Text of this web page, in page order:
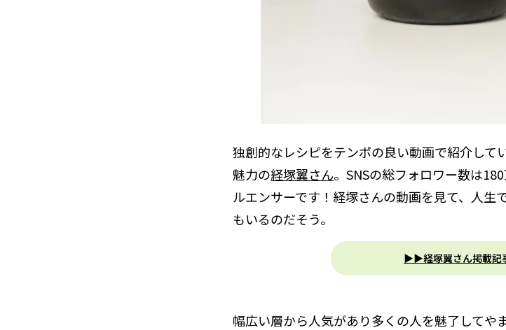
独創的なレシピをテンポの良い動画で紹介して
魅力の経塚翼さん。SNSの総フォロワー数は
ルエンサーです！経塚さんの動画を見て、人生
もいるのだそう。
▶︎▶︎経塚翼さん掲載記
幅広い層から人気があり多くの人を魅了してや